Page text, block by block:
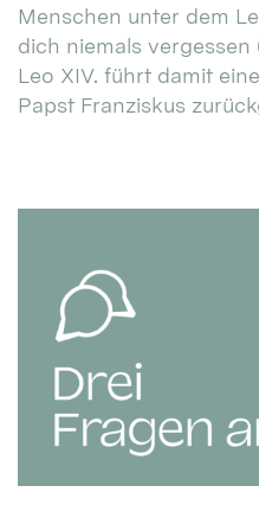
Menschen unter dem
dich niemals vergessen
Leo XIV. führt damit
Papst Franziskus